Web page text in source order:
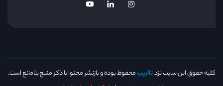
کلیه حقوق این سایت نزدنااریبمحفوظ بوده و بازنشر محتوا با ذکر منبع بلامانع است.